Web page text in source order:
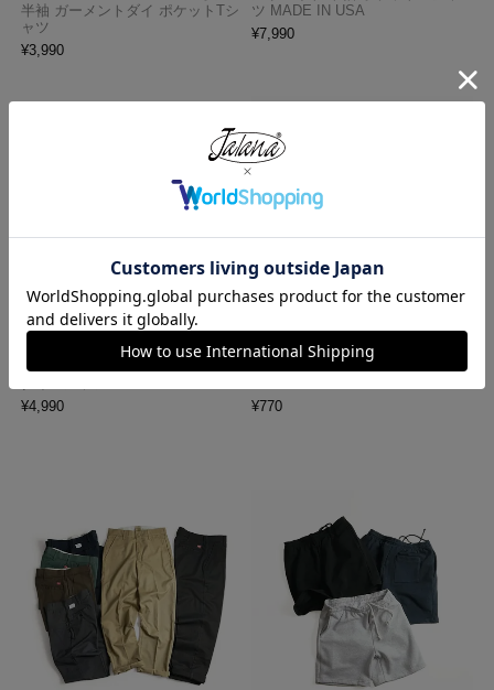
半袖 ガーメントダイ ポケットTシ
ャツ
¥3,990
ツ MADE IN USA
¥7,990
ロサンゼルスアパレル LOSANGE
LES APPAREL 1203GD 8.5オンス
半袖 バインディング ガーメント
¥4,990
ハバハンク HAV-A-HANK バンダ
ナ アメリカ製 トラディショナル
ペイズリーTHE BANDANNA COM
¥770